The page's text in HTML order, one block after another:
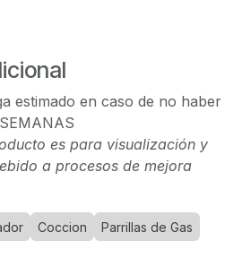
estimado en caso de no haber
es para visualización y
a procesos de mejora
Coccion Parrillas de Gas